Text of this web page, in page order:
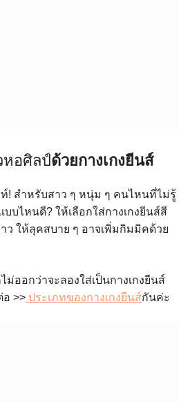
หอศิลป์ด้วยกางเกงยีนส์
! สำหรับสาว ๆ หนุ่ม ๆ คนไหนที่ไม่รู้
บไหนดี? ให้เลือกใส่กางเกงยีนส์สี
ว ให้ลุคสบาย ๆ อาจเพิ่มกิมมิคด้วย
ออกว่าจะลองใส่เป็นกางเกงยีนส์
>> ประเภทของกางเกงยีนส์กันค่ะ